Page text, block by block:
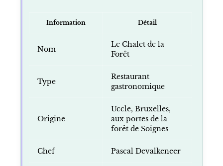
Information Détail
Nom
Le Chalet de la
Forêt
Type
Restaurant
gastronomique
Origine
Uccle, Bruxelles,
aux portes de la
forêt de Soignes
Chef Pascal Devalkeneer